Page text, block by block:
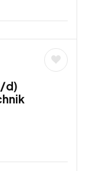
d)